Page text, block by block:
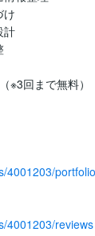
け
計
※3回まで無料）
4001203/
4001203/reviews